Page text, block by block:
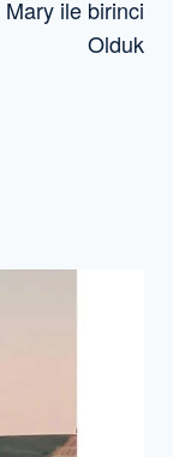
ile birinci
Olduk